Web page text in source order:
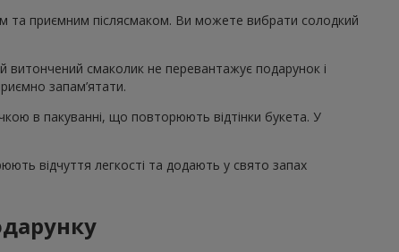
та приємним післясмаком. Ви можете вибрати солодкий
витончений смаколик не перевантажує подарунок і
запам’ятати.
в пакуванні, що повторюють відтінки букета. У
відчуття легкості та додають у свято запах